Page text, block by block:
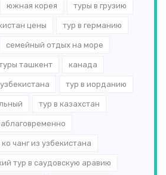
южная корея туры в грузию
цены тур в германию
семейный отдых на море
ташкент канада
тур в иорданию
тур в казахстан
чанг из узбекистана
тур в саудовскую аравию